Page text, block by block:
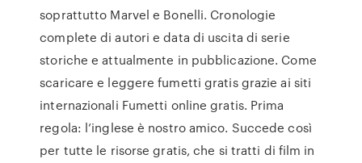
soprattutto Marvel e Bonelli. Cronologie
complete di autori e data di uscita di serie
storiche e attualmente in pubblicazione. Come
scaricare e leggere fumetti gratis grazie ai siti
internazionali Fumetti online gratis. Prima
regola: l’inglese è nostro amico. Succede così
per tutte le risorse gratis, che si tratti di film in